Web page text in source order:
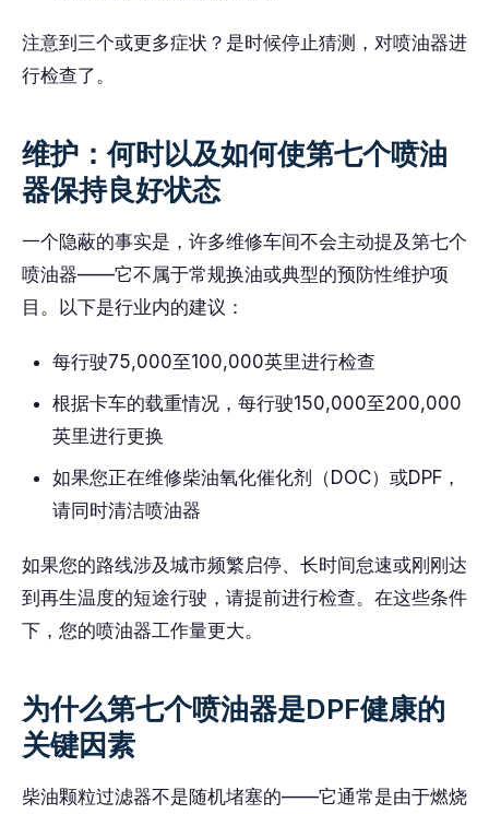
注意到三个或更多症状？是时候停止猜测，对喷油器进
行检查了。
维护：何时以及如何使第七个喷油
器保持良好状态
一个隐蔽的事实是，许多维修车间不会主动提及第七个
喷油器——它不属于常规换油或典型的预防性维护项
目。以下是行业内的建议：
每行驶75,000至100,000英里进行检查
根据卡车的载重情况，每行驶150,000至200,000
英里进行更换
如果您正在维修柴油氧化催化剂（DOC）或DPF，
请同时清洁喷油器
如果您的路线涉及城市频繁启停、长时间怠速或刚刚达
到再生温度的短途行驶，请提前进行检查。在这些条件
下，您的喷油器工作量更大。
为什么第七个喷油器是DPF健康的
关键因素
柴油颗粒过滤器不是随机堵塞的——它通常是由于燃烧